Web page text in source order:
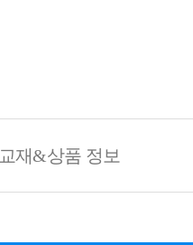
교재&상품 정보